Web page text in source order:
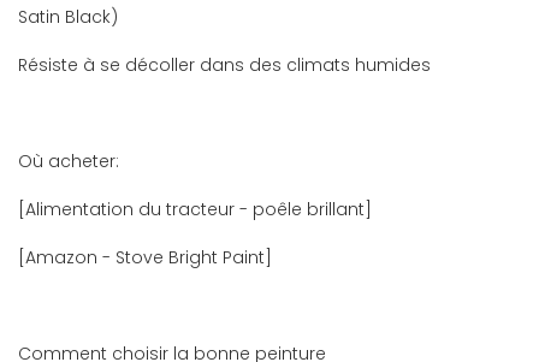
Satin Black)
Résiste à se décoller dans des climats humides
Où acheter:
[Alimentation du tracteur - poêle brillant]
[Amazon - Stove Bright Paint]
Comment choisir la bonne peinture